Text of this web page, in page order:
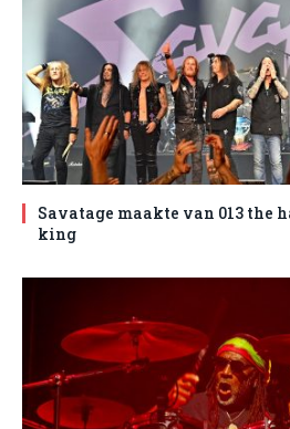
Savatage maakte van 013 the
king